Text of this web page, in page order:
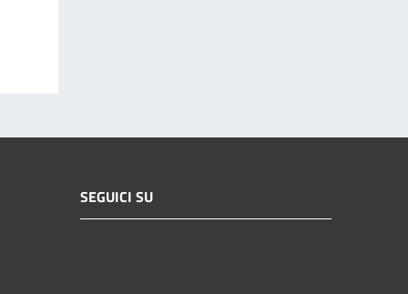
SEGUICI SU